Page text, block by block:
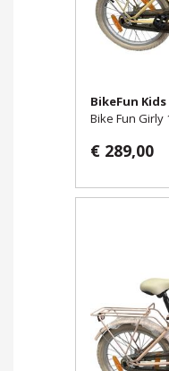
BikeFun Kids
Bike Fun
€ 289,00